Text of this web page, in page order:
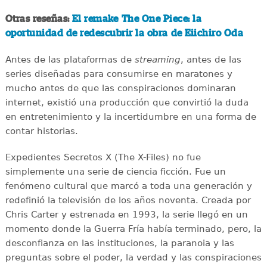
Otras reseñas:El remake The One Piece: la
oportunidad de redescubrir la obra de Eiichiro Oda
Antes de las plataformas de streaming, antes de las
series diseñadas para consumirse en maratones y
mucho antes de que las conspiraciones dominaran
internet, existió una producción que convirtió la duda
en entretenimiento y la incertidumbre en una forma de
contar historias.
Expedientes Secretos X (The X-Files) no fue
simplemente una serie de ciencia ficción. Fue un
fenómeno cultural que marcó a toda una generación y
redefinió la televisión de los años noventa. Creada por
Chris Carter y estrenada en 1993, la serie llegó en un
momento donde la Guerra Fría había terminado, pero, la
desconfianza en las instituciones, la paranoia y las
preguntas sobre el poder, la verdad y las conspiraciones